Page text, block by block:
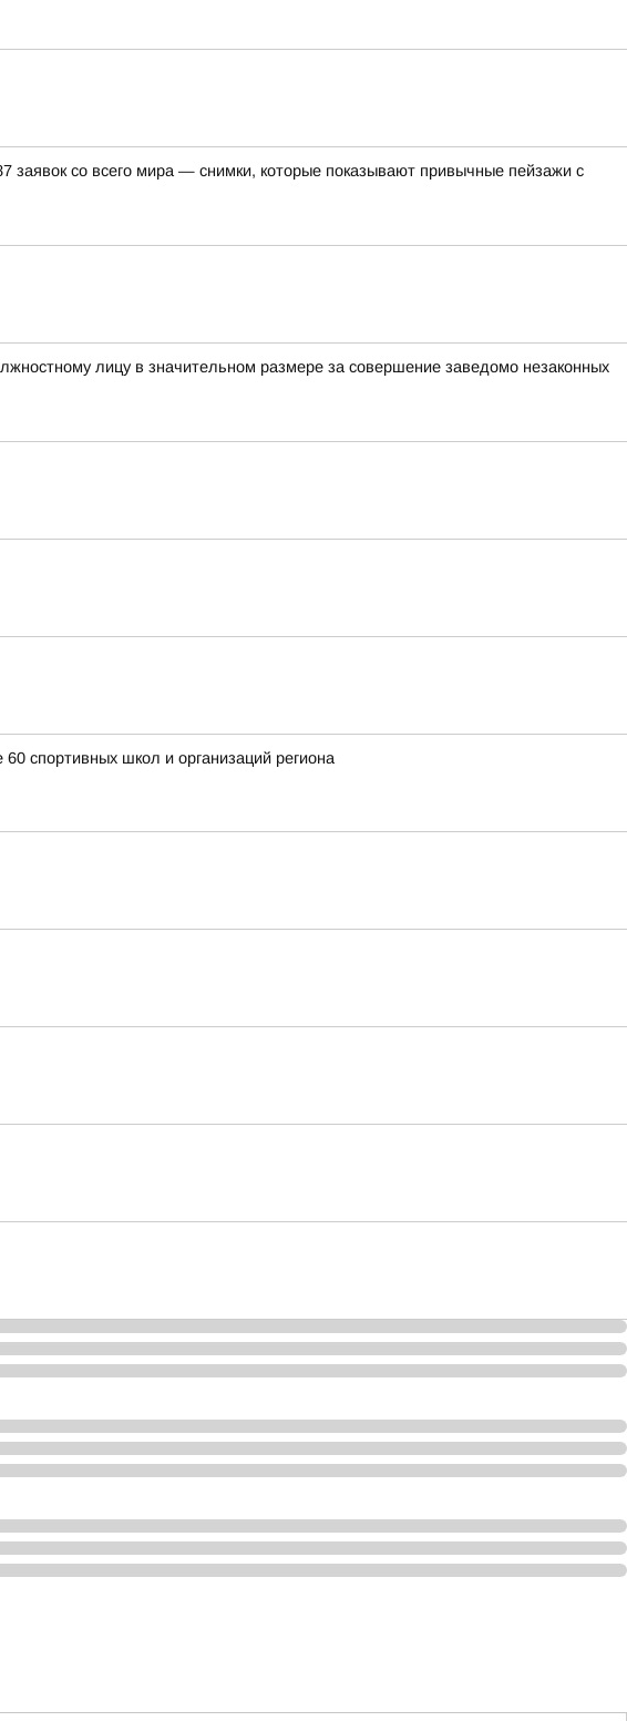
со всего мира — снимки, которые показывают привычные пейзажи с
лицу в значительном размере за совершение заведомо незаконных
спортивных школ и организаций региона